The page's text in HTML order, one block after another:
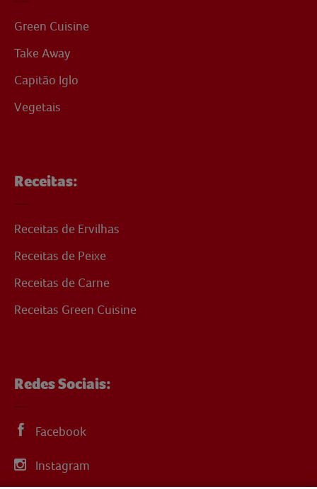
Green Cuisine
Take Away
Capitão Iglo
Vegetais
Receitas:
Receitas de Ervilhas
Receitas de Peixe
Receitas de Carne
Receitas Green Cuisine
Redes Sociais:
Facebook
Instagram